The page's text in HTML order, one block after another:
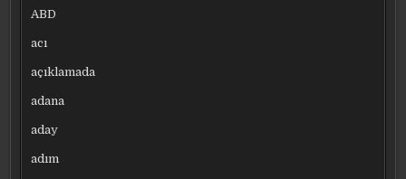
ABD
acı
açıklamada
adana
aday
adım